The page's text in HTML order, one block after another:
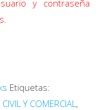
y contraseña
Etiquetas:
Y COMERCIAL,